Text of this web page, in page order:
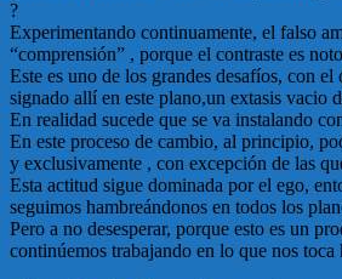
?
Experimentando continuamente, el falso
“comprensión” , porque el contraste es
Este es uno de los grandes desafíos, con
signado allí en este plano,un extasis vacio
En realidad sucede que se va instalando
En este proceso de cambio, al principio,
y exclusivamente , con excepción de las
Esta actitud sigue dominada por el ego,
seguimos hambreándonos en todos los
Pero a no desesperar, porque esto es un
continúemos trabajando en lo que nos